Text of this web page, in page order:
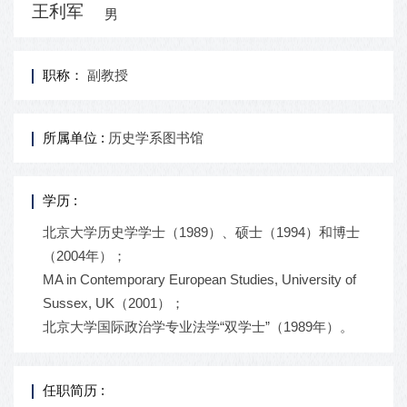
王利军 男
职称： 副教授
所属单位 : 历史学系图书馆
学历 :
北京大学历史学学士（1989）、硕士（1994）和博士
（2004年）；
MA in Contemporary European Studies, University of
Sussex, UK（2001）；
北京大学国际政治学专业法学“双学士”（1989年）。
任职简历 :